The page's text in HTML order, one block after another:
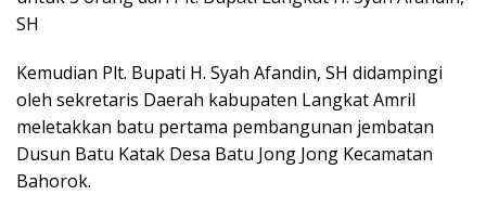
SH
Kemudian Plt. Bupati H. Syah Afandin, SH didampingi
oleh sekretaris Daerah kabupaten Langkat Amril
meletakkan batu pertama pembangunan jembatan
Dusun Batu Katak Desa Batu Jong Jong Kecamatan
Bahorok.